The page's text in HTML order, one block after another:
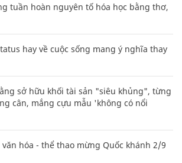
tuần hoàn nguyên tố hóa học bằng thơ,
hay về cuộc sống mang ý nghĩa thay
sở hữu khối tài sản "siêu khủng", từng
cân, mắng cựu mẫu 'không có nổi
hóa - thể thao mừng Quốc khánh 2/9